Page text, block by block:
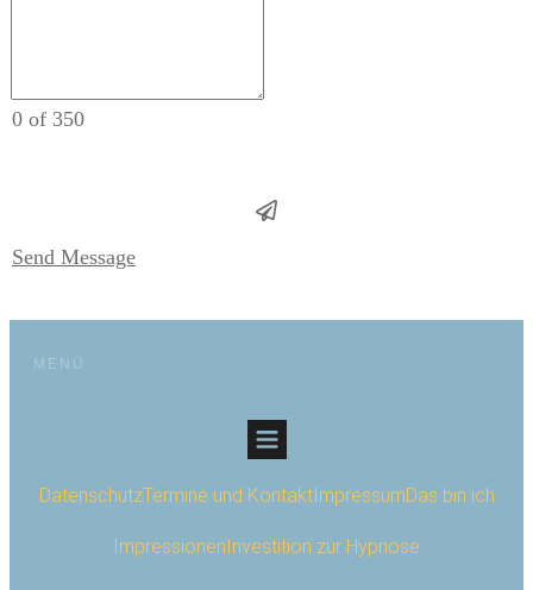
0 of 350
Send Message
MENÜ
DatenschutzTermine und KontaktImpressumDas bin ich
ImpressionenInvestition zur Hypnose